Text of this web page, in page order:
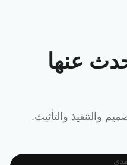
عنها
والتنفيذ والتأثيث.